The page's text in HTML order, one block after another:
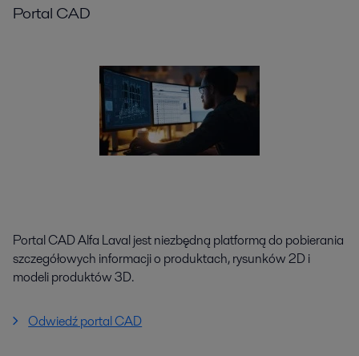
Portal CAD
Portal CAD Alfa Laval jest niezbędną platformą do pobierania
szczegółowych informacji o produktach, rysunków 2D i
modeli produktów 3D.
Odwiedź portal CAD